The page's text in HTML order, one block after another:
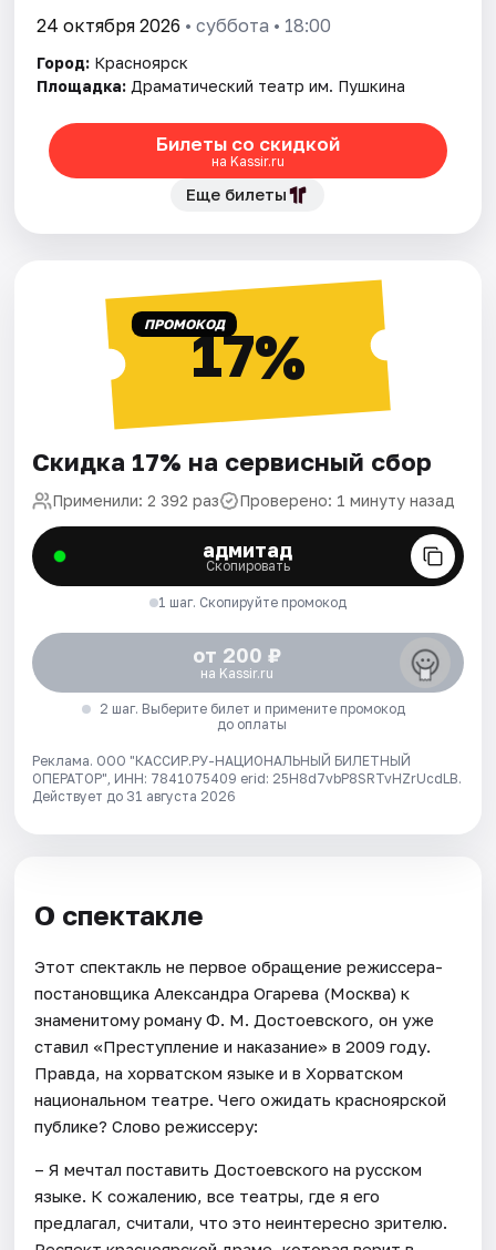
24 октября 2026 • суббота • 18:00
Город: Красноярск
Площадка: Драматический театр им. Пушкина
Билеты со скидкой
на Kassir.ru
Еще билеты
ПРОМОКОД17%
Скидка 17% на сервисный сбор
Применили: 2 392 раз Проверено: 1 минуту назад
адмитад
Скопировать
1 шаг. Скопируйте промокод
от 200 ₽
на Kassir.ru
2 шаг. Выберите билет и примените промокод
до оплаты
Реклама. ООО "КАССИР.РУ-НАЦИОНАЛЬНЫЙ БИЛЕТНЫЙ
ОПЕРАТОР", ИНН: 7841075409 erid: 25H8d7vbP8SRTvHZrUcdLB.
Действует до 31 августа 2026
О спектакле
Этот спектакль не первое обращение режиссера-
постановщика Александра Огарева (Москва) к
знаменитому роману Ф. М. Достоевского, он уже
ставил «Преступление и наказание» в 2009 году.
Правда, на хорватском языке и в Хорватском
национальном театре. Чего ожидать красноярской
публике? Слово режиссеру:
– Я мечтал поставить Достоевского на русском
языке. К сожалению, все театры, где я его
предлагал, считали, что это неинтересно зрителю.